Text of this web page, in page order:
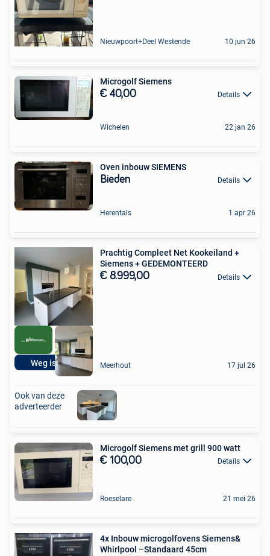
Nieuwpoort+Deel Westende 10 jun 26
Microgolf Siemens
€ 40,00 Details
Wichelen 22 jan 26
Oven inbouw SIEMENS
Bieden Details
Herentals 1 apr 26
Weg is Pech
Prachtig Compleet Net Kookeiland +
Siemens + GEDEMONTEERD
€ 8.999,00 Details
Meerhout 17 jul 26
Ook van deze
adverteerder
Microgolf Siemens met grill 900 watt
€ 100,00 Details
Roeselare 21 mei 26
4x Inbouw microgolfovens Siemens&
Whirlpool –Standaard 45cm